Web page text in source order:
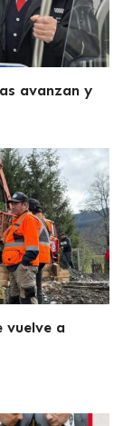
avanzan y
vuelve a